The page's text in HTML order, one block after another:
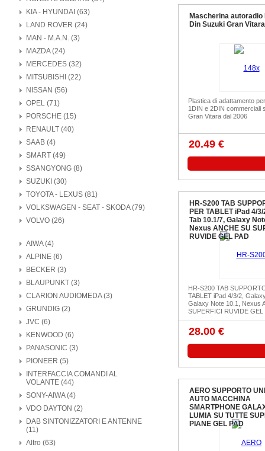
KIA - HYUNDAI (63)
LAND ROVER (24)
MAN - M.A.N. (3)
MAZDA (24)
MERCEDES (32)
MITSUBISHI (22)
NISSAN (56)
OPEL (71)
PORSCHE (15)
RENAULT (40)
SAAB (4)
SMART (49)
SSANGYONG (8)
SUZUKI (30)
TOYOTA - LEXUS (81)
VOLKSWAGEN - SEAT - SKODA (79)
VOLVO (26)
AIWA (4)
ALPINE (6)
BECKER (3)
BLAUPUNKT (3)
CLARION AUDIOMEDA (3)
GRUNDIG (2)
JVC (6)
KENWOOD (6)
PANASONIC (3)
PIONEER (5)
INTERFACCIA COMANDI AL
VOLANTE (44)
SONY-AIWA (4)
VDO DAYTON (2)
DAB SINTONIZZATORI E ANTENNE
(11)
Altro (63)
Mascherina autoradio
Din Suzuki Gran
Plastica di adattamento
1DIN e 2DIN commerciali
Gran Vitara dal 2006
20.49 €
HR-S200 TAB
PER TABLET iPad 4/
Tab 10.1/7, Galaxy
Nexus ANCHE SU
RUVIDE GEL PAD
HR-S200 TAB
TABLET iPad 4/3/2,
Galaxy Note 10.1, Nexus
SUPERFICI RUVIDE GEL
28.00 €
AERO SUPPORTO
AUTO MACCHINA
SMARTPHONE
LUMIA SU TUTTE
PIANE GEL PAD